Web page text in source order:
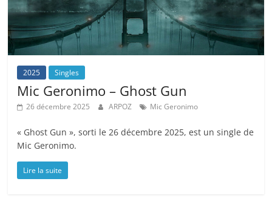
2025 Singles
Mic Geronimo – Ghost Gun
26 décembre 2025 ARPOZ Mic Geronimo
« Ghost Gun », sorti le 26 décembre 2025, est un single de
Mic Geronimo.
Lire la suite